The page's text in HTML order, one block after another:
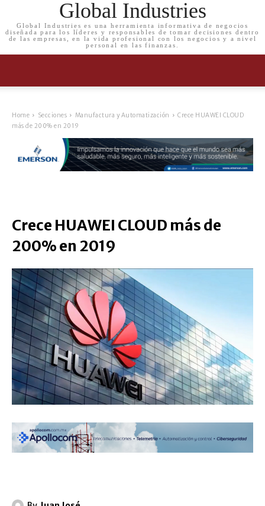
Global Industries
Global Industries es una herramienta informativa de negocios
diseñada para los líderes y responsables de tomar decisiones dentro
de las empresas, en la vida profesional con los negocios y a nivel
personal en las finanzas.
Home Secciones Manufactura y Automatización
Crece HUAWEI CLOUD
más de 200% en 2019
Crece HUAWEI CLOUD más de
200% en 2019